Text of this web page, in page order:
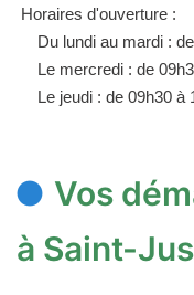
Horaires d'ouverture :
Du lundi au mardi :
Le mercredi : de
Le jeudi : de 09h30 à
Vos
à Saint-